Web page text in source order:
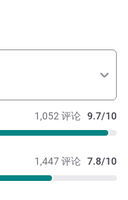
1,052 评论 9.7/10
1,447 评论 7.8/10